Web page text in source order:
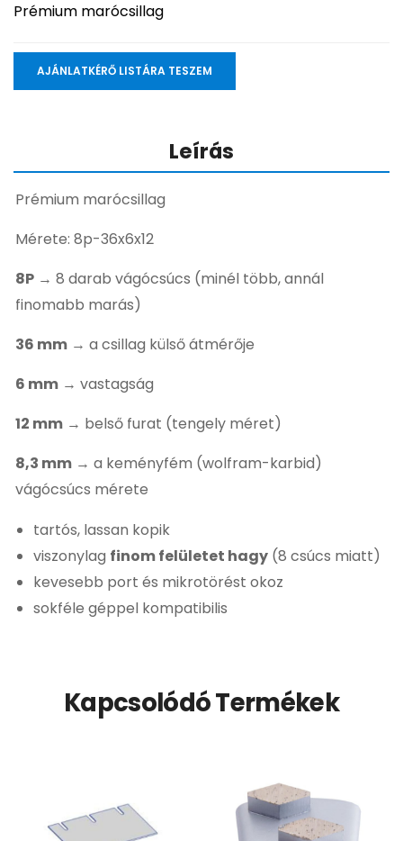
Prémium marócsillag
AJÁNLATKÉRŐ LISTÁRA TESZEM
Leírás
Prémium marócsillag
Mérete: 8p-36x6x12
8P → 8 darab vágócsúcs (minél több, annál
finomabb marás)
36 mm → a csillag külső átmérője
6 mm → vastagság
12 mm → belső furat (tengely méret)
8,3 mm → a keményfém (wolfram-karbid)
vágócsúcs mérete
tartós, lassan kopik
viszonylag finom felületet hagy (8 csúcs miatt)
kevesebb port és mikrotörést okoz
sokféle géppel kompatibilis
Kapcsolódó Termékek